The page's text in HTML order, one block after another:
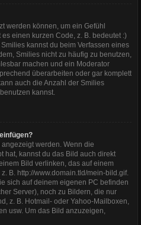
werden können, um ein Gefühl
einen kurzen Code, z. B. bedeutet :)
kannst du beim Verfassen eines
Smilies nicht zu häufig zu benutzen,
machen und ein Moderator
überarbeiten oder gar komplett
auch die Anzahl der Smilies
kannst.
werden. Wenn die
hat, kannst du das Bild auch direkt
Bild verlinken, das auf einem
B. http://www.domain.tld/mein-bild.gif.
sich auf deinem eigenen PC befinden
Server), noch zu Bildern, die nur
z. B. Hotmail- oder Yahoo-Mailboxen,
usw. Um das Bild anzuzeigen,